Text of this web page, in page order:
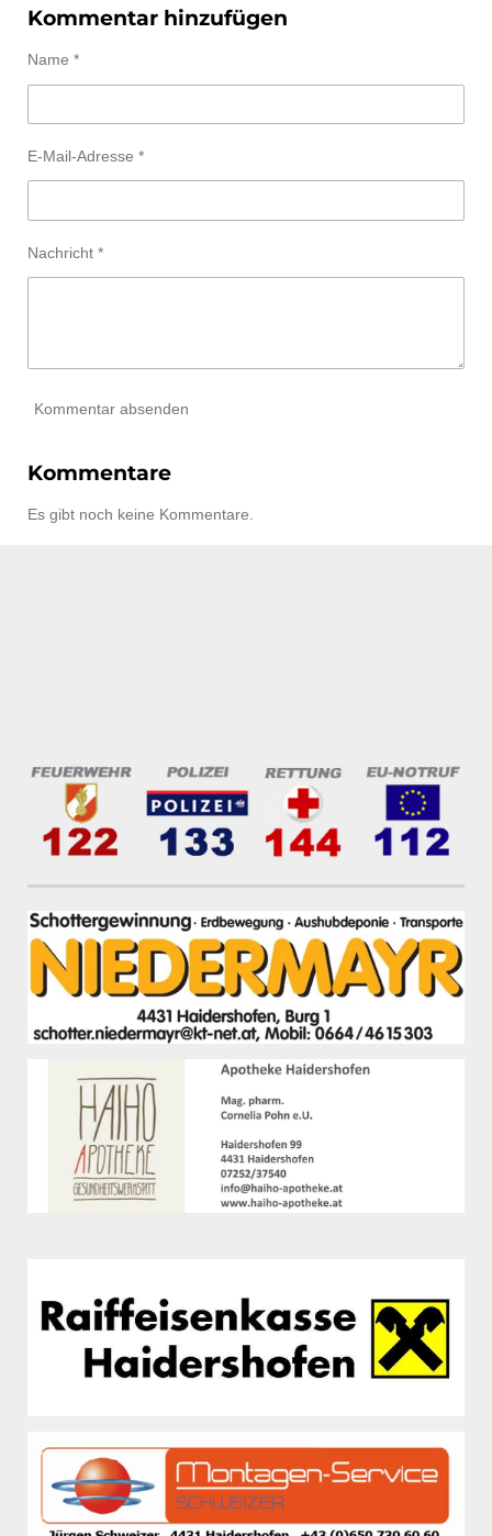
l
e
l
e
l
e
l
e
Kommentar hinzufügen
Name *
E-Mail-Adresse *
Nachricht *
Kommentar absenden
Kommentare
Es gibt noch keine Kommentare.